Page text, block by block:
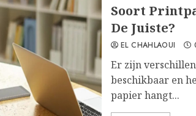
Soort
De Juiste?
EL CHAHLAOUI
Er zijn
beschikbaar en
papier hangt...